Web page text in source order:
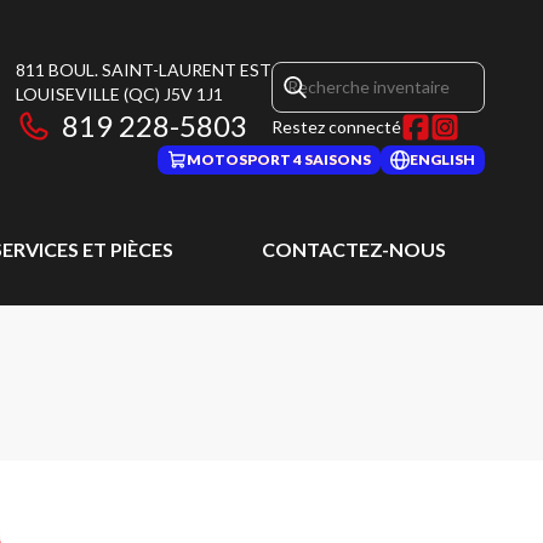
811 BOUL. SAINT-LAURENT EST
LOUISEVILLE (QC) J5V 1J1
819 228-5803 Restez connecté
MOTOSPORT 4 SAISONS ENGLISH
ET PIÈCES CONTACTEZ-NOUS